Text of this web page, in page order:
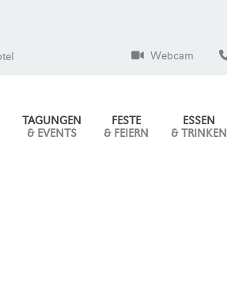
Webcam
TAGUNGEN
& EVENTS
FESTE
& FEIERN
ESSEN
& TRINKEN